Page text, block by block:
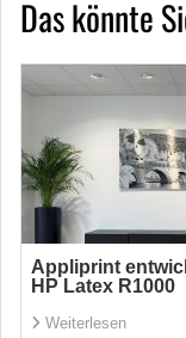
Das könnte
Appliprint
HP Latex R1000
Weiterlesen